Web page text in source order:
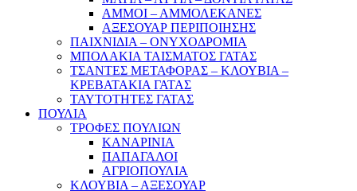
ΑΜΜΟΙ – ΑΜΜΟΛΕΚΑΝΕΣ
ΑΞΕΣΟΥΑΡ ΠΕΡΙΠΟΙΗΣΗΣ
ΠΑΙΧΝΙΔΙΑ – ΟΝΥΧΟΔΡΟΜΙΑ
ΜΠΟΛΑΚΙΑ ΤΑΙΣΜΑΤΟΣ ΓΑΤΑΣ
ΤΣΑΝΤΕΣ ΜΕΤΑΦΟΡΑΣ – ΚΛΟΥΒΙΑ –
ΚΡΕΒΑΤΑΚΙΑ ΓΑΤΑΣ
ΤΑΥΤΟΤΗΤΕΣ ΓΑΤΑΣ
ΠΟΥΛΙΑ
ΤΡΟΦΕΣ ΠΟΥΛΙΩΝ
ΚΑΝΑΡΙΝΙΑ
ΠΑΠΑΓΑΛΟΙ
ΑΓΡΙΟΠΟΥΛΙΑ
ΚΛΟΥΒΙΑ – ΑΞΕΣΟΥΑΡ